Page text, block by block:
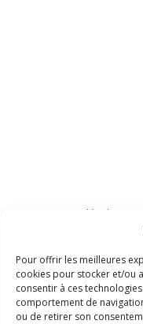
Pour offrir les meilleures
cookies pour stocker et/ou
consentir à ces
comportement de
ou de retirer son
Le
33130
09 81 48